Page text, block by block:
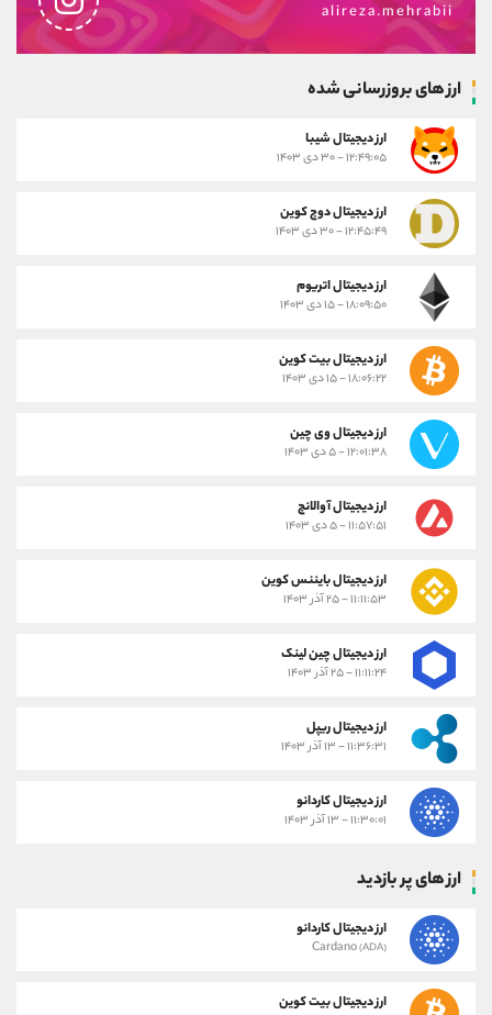
alireza.mehrabii
ارز های بروزرسانی شده
ارز ديجيتال شیبا
۱۲:۴۹:۰۵ - ۳۰ دی ۱۴۰۳
ارز دیجیتال دوج کوین
۱۲:۴۵:۴۹ - ۳۰ دی ۱۴۰۳
ارز دیجیتال اتریوم
۱۸:۰۹:۵۰ - ۱۵ دی ۱۴۰۳
ارز دیجیتال بیت کوین
۱۸:۰۶:۲۲ - ۱۵ دی ۱۴۰۳
ارز دیجیتال وی چین
۱۲:۰۱:۳۸ - ۵ دی ۱۴۰۳
ارز دیجیتال آوالانچ
۱۱:۵۷:۵۱ - ۵ دی ۱۴۰۳
ارز دیجیتال بایننس کوین
۱۱:۱۱:۵۳ - ۲۵ آذر ۱۴۰۳
ارز دیجیتال چین لینک
۱۱:۱۱:۲۴ - ۲۵ آذر ۱۴۰۳
ارز دیجیتال ریپل
۱۱:۳۶:۳۱ - ۱۳ آذر ۱۴۰۳
ارز دیجیتال کاردانو
۱۱:۳۰:۰۱ - ۱۳ آذر ۱۴۰۳
ارز های پر بازدید
ارز دیجیتال کاردانو
Cardano(ADA)
ارز دیجیتال بیت کوین